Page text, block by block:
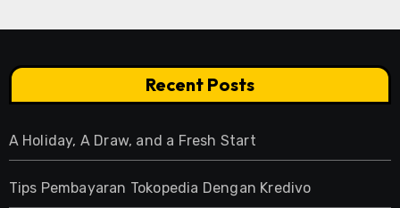
Recent Posts
A Holiday, A Draw, and a Fresh Start
Tips Pembayaran Tokopedia Dengan Kredivo